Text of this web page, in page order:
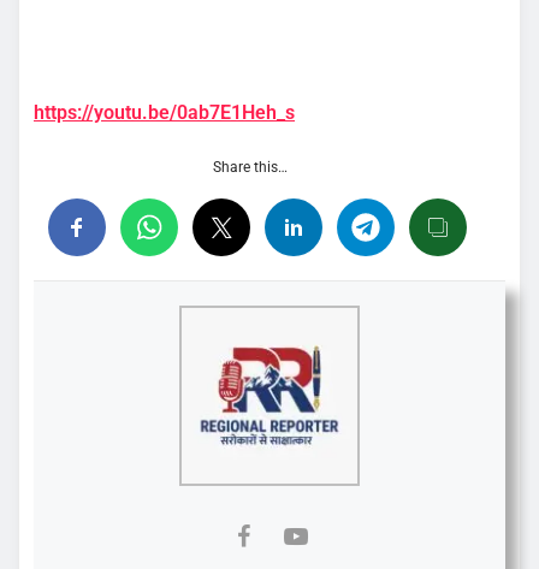
https://youtu.be/0ab7E1Heh_s
Share this…